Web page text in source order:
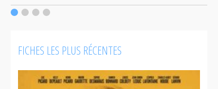
FICHES LES PLUS RÉCENTES